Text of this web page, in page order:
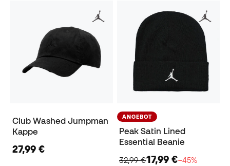
Club Washed Jumpman
Kappe
27,99 €
ANGEBOT
Peak Satin Lined
Essential Beanie
32,99 €17,99 €−45%